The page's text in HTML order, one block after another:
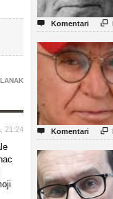
21:24
 Komentari 
 Komentari 